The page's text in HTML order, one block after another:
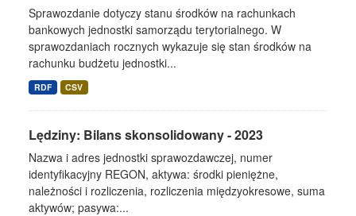
Sprawozdanie dotyczy stanu środków na rachunkach
bankowych jednostki samorządu terytorialnego. W
sprawozdaniach rocznych wykazuje się stan środków na
rachunku budżetu jednostki...
RDF CSV
Lędziny: Bilans skonsolidowany - 2023
Nazwa i adres jednostki sprawozdawczej, numer
identyfikacyjny REGON, aktywa: środki pieniężne,
należności i rozliczenia, rozliczenia międzyokresowe, suma
aktywów; pasywa:...